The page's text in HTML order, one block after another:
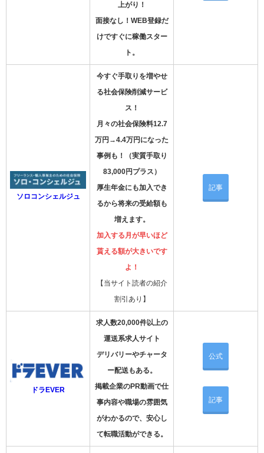
上がり！
面接なし！WEB登録だ
けですぐに稼働スター
ト。
ソロコンシェルジュ
今すぐ手取りを増やせ
る社会保険削減サービ
ス！
月々の社会保険料12.7
万円→4.4万円になった
事例も！（実質手取り
83,000円プラス）
厚生年金にも加入でき
るから将来の受給額も
増えます。
加入する月が早いほど
貰える額が大きいです
よ！
【当サイト読者の紹介
割引あり】
記事
ドラEVER
求人数20,000件以上の
運送系求人サイト
デリバリーやチャータ
ー配送もある。
掲載企業のPR動画で仕
事内容や職場の雰囲気
がわかるので、安心し
て転職活動ができる。
公式
記事